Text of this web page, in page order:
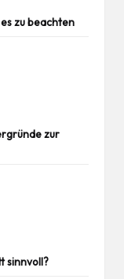
zu beachten
zur
sinnvoll?